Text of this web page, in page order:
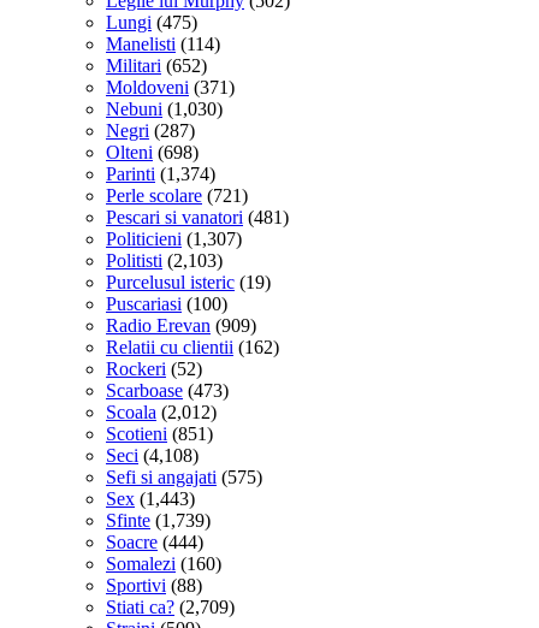
Lungi (475)
Manelisti (114)
Militari (652)
Moldoveni (371)
Nebuni (1,030)
Negri (287)
Olteni (698)
Parinti (1,374)
Perle scolare (721)
Pescari si vanatori (481)
Politicieni (1,307)
Politisti (2,103)
Purcelusul isteric (19)
Puscariasi (100)
Radio Erevan (909)
Relatii cu clientii (162)
Rockeri (52)
Scarboase (473)
Scoala (2,012)
Scotieni (851)
Seci (4,108)
Sefi si angajati (575)
Sex (1,443)
Sfinte (1,739)
Soacre (444)
Somalezi (160)
Sportivi (88)
Stiati ca? (2,709)